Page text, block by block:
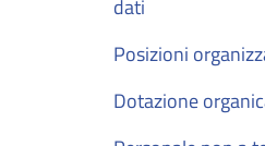
dati
Posizioni
Dotazione